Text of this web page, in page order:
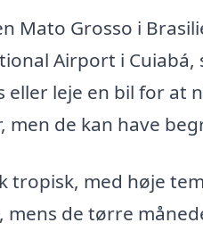
Mato Grosso i
Airport i
eller leje en bil for at
de kan have
tropisk, med høje
de tørre